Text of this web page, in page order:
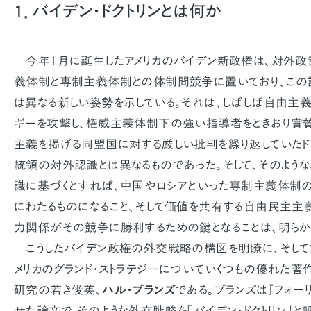
1．バイデン・ドクトリンとは何か
今年1月に誕生したアメリカのバイデン新政権は、対外
義体制と専制主義体制との体制間競争に置いており、この
は異なる新しい姿勢を示している。それは、しばしば自由
ギーを攻撃し、権威主義体制下の強い指導者をときおり賞
主義を掲げる同盟国に対する厳しい批判を繰り返していたド
統領の対外認識とは異なるものであった。そして、そのよ
識に基づくとすれば、中国やロシアといった専制主義体
にわたるものになること、そして価値を共有する自由民主
力関係がその競争に勝利するための鍵となることは、明らか
こうしたバイデン政権の外交戦略の構図を明瞭に、そし
メリカのグランド・ストラテジーについていくつもの優れた著
研究の若き俊英、 ハル・ブランズである。ブランズは『フォー